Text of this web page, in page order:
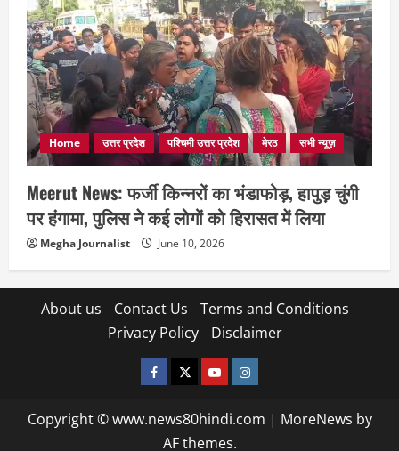
Home उत्तर प्रदेश पश्चिमी उत्तर प्रदेश मेरठ सभी न्यूज़
Meerut News: फर्जी किन्नरों का भंडाफोड़, हापुड़ चुंगी
पर हंगामा, पुलिस ने कई लोगों को हिरासत में लिया
Megha Journalist June 10, 2026
About us Contact Us
Terms and Conditions
Privacy Policy
Disclaimer
facebooktwitterYOUTUBE
instagram
Copyright © www.news80hindi.com | MoreNews by
AF themes.